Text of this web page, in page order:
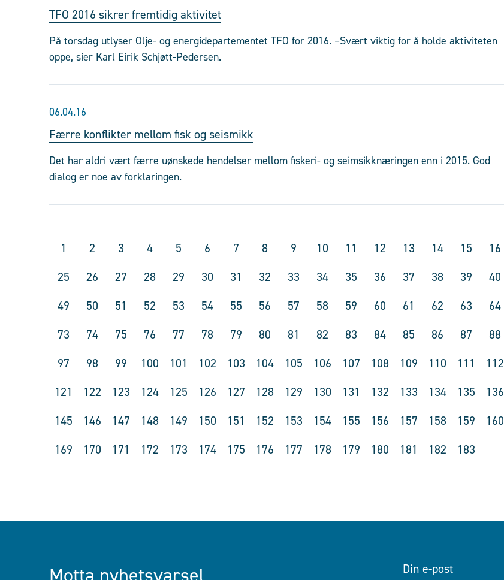
TFO 2016 sikrer fremtidig aktivitet
På torsdag utlyser Olje- og energidepartementet TFO for 2016. –Svært viktig for å holde aktiviteten
oppe, sier Karl Eirik Schjøtt-Pedersen.
06.04.16
Færre konflikter mellom fisk og seismikk
Det har aldri vært færre uønskede hendelser mellom fiskeri- og seimsikknæringen enn i 2015. God
dialog er noe av forklaringen.
1 2 3 4 5 6 7 8 9 10 11 12 13 14 15 16
25
26 27 28 29 30 31 32 33 34 35 36 37 38 39 40
49
50 51 52 53 54 55 56 57 58 59 60 61 62 63 64
73
74 75 76 77 78 79 80 81 82 83 84 85 86 87 88
97
98 99 100 101 102 103 104 105 106 107 108 109 110 111 112
121
122 123 124 125 126 127 128 129 130 131 132 133 134 135 136
145
146 147 148 149 150 151 152 153 154 155 156 157 158 159 160
169
170 171 172 173 174 175 176 177 178 179 180 181 182 183
Din e-post